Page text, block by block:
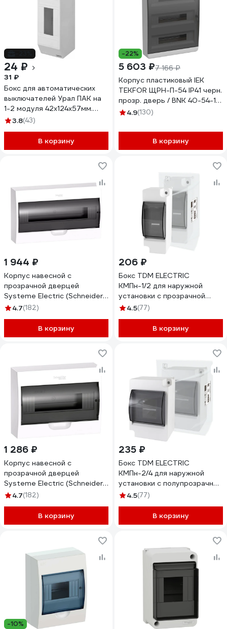
24 ₽
31 ₽
Бокс для автоматических
выключателей Урал ПАК на
1-2 модуля 42х124х57мм.
IP20, индивидуальный
БВ-5019042-045-i
3.8(43)
В корзину
-22%
5 603 ₽7 166 ₽
Корпус пластиковый IEK
TEKFOR ЩРН-П-54 IP41 черн.
прозр. дверь / BNK 40-54-1
TF5-KP12-N-54-41-K01-K03
4.9(130)
В корзину
1 944 ₽
Корпус навесной с
прозрачной дверцей
Systeme Electric (Schneider
Electric) City9 Box
PRA29118) EZ9E118S2SRU
4.7(182)
В корзину
206 ₽
Бокс TDM ELECTRIC
КМПн-1/2 для наружной
установки с прозрачной
крышкой, IP30, Народный
4.5(77)
В корзину
1 286 ₽
Корпус навесной с
прозрачной дверцей
Systeme Electric (Schneider
Electric) City9 Box
MIP12112S) EZ9E112S2SRU
4.7(182)
В корзину
235 ₽
Бокс TDM ELECTRIC
КМПн-2/4 для наружной
установки с полупрозрачной
крышкой, IP30 НАРОДНЫЙ
4.5(77)
В корзину
-10%